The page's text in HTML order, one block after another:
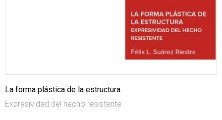
La forma plástica de la estructura
Expresividad del hecho resistente